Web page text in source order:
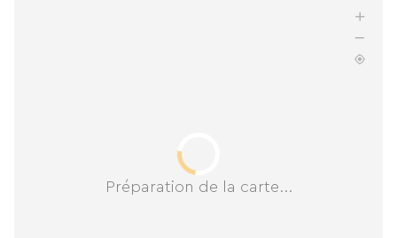
Préparation de la carte...